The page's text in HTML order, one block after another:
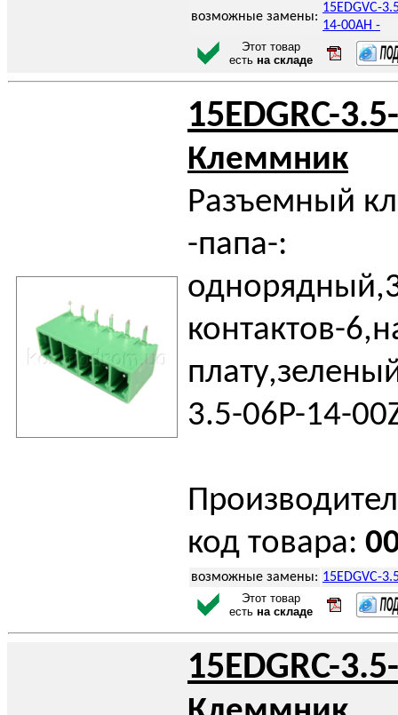
возможные замены:
15EDGVC-
14-00AH -
Этот товар
есть на складе
15EDGRC-
Клеммник
Разъемный
-папа-:
контактов-
3.5-06P-14-
код товара:
возможные замены: 15EDGVC-
Этот товар
есть на складе
15EDGRC-